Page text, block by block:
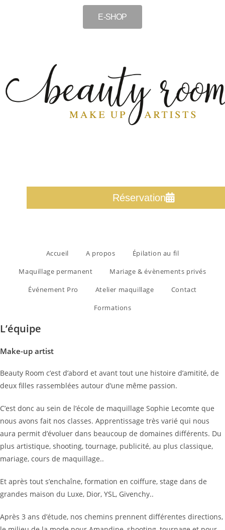
E-SHOP
Réservation
Accueil A propos
Épilation au fil
Maquillage permanent
Mariage & évènements privés
Événement Pro
Atelier maquillage
Contact
Formations
L’équipe
Make-up artist
Beauty Room c’est d’abord et avant tout une histoire d’amitité, de
deux filles rassemblées autour d’une même passion.
C’est donc au sein de l’école de maquillage Sophie Lecomte que
nous avons fait nos classes. Apprentissage très varié qui nous
aura permit d’évoluer dans beaucoup de domaines différents. Du
plus artistique, shooting, tournage, publicité, au plus classique,
mariage, cours de maquillage..
Et après tout s’enchaîne, formation en coiffure, stage dans de
grandes maison du Luxe, Dior, YSL, Givenchy..
Après 3 ans d’étude, nos chemins prennent différentes directions,